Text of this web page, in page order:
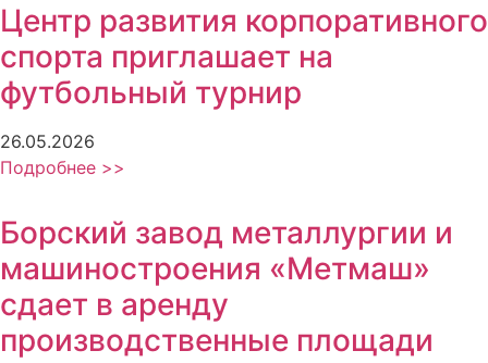
Центр развития корпоративного
спорта приглашает на
футбольный турнир
26.05.2026
Подробнее >>
Борский завод металлургии и
машиностроения «Метмаш»
сдает в аренду
производственные площади